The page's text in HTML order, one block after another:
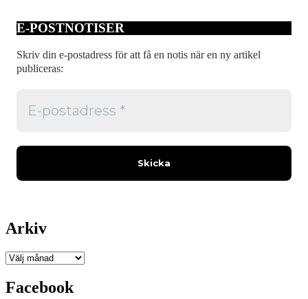
E-POSTNOTISER
Skriv din e-postadress för att få en notis när en ny artikel
publiceras:
Arkiv
Arkiv
Facebook